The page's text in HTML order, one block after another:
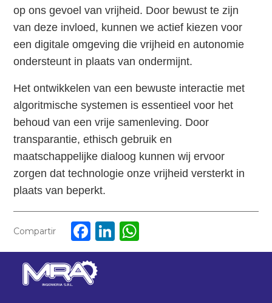
op ons gevoel van vrijheid. Door bewust te zijn
van deze invloed, kunnen we actief kiezen voor
een digitale omgeving die vrijheid en autonomie
ondersteunt in plaats van ondermijnt.
Het ontwikkelen van een bewuste interactie met
algoritmische systemen is essentieel voor het
behoud van een vrije samenleving. Door
transparantie, ethisch gebruik en
maatschappelijke dialoog kunnen wij ervoor
zorgen dat technologie onze vrijheid versterkt in
plaats van beperkt.
Compartir Facebook
LinkedIn
WhatsApp